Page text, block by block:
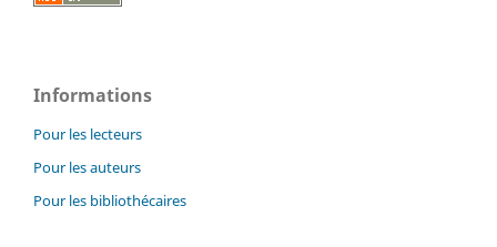
Informations
Pour les lecteurs
Pour les auteurs
Pour les bibliothécaires